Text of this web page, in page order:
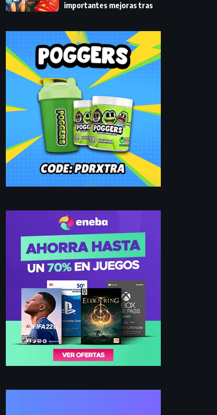
importantes mejoras tras